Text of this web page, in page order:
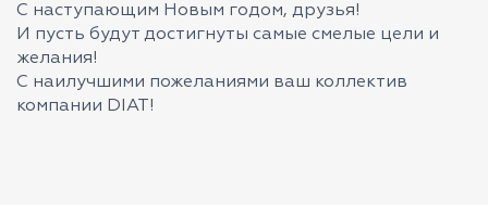
С наступающим Новым годом, друзья!
И пусть будут достигнуты самые смелые цели и
желания!
С наилучшими пожеланиями ваш коллектив
компании DIAT!